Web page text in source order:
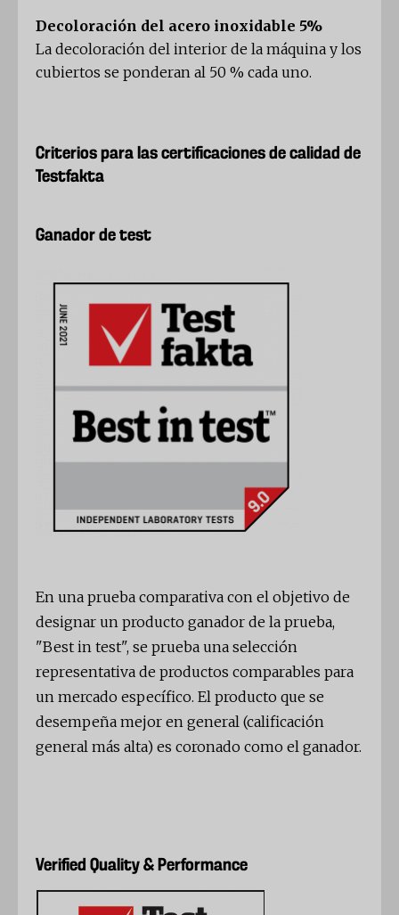
Decoloración del acero inoxidable 5%
La decoloración del interior de la máquina y los
cubiertos se ponderan al 50 % cada uno.
Criterios para las certificaciones de calidad de
Testfakta
Ganador de test
En una prueba comparativa con el objetivo de
designar un producto ganador de la prueba,
"Best in test", se prueba una selección
representativa de productos comparables para
un mercado específico. El producto que se
desempeña mejor en general (calificación
general más alta) es coronado como el ganador.
Verified Quality & Performance